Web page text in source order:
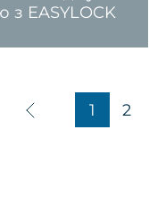
з EASYLOCK
1 2